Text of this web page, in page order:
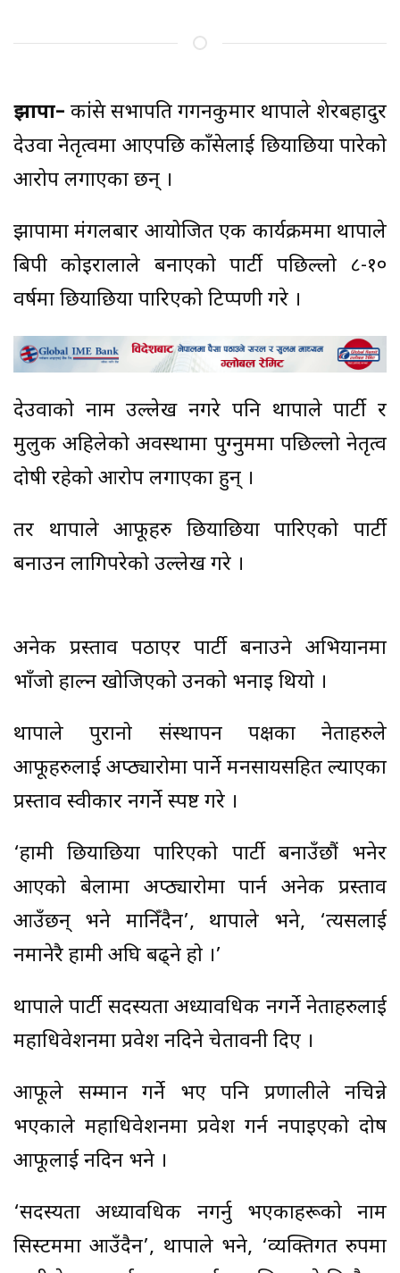
झापा– कांग्रेस सभापति गगनकुमार थापाले शेरबहादुर
देउवा नेतृत्वमा आएपछि काँग्रेसलाई छियाछिया पारेको
आरोप लगाएका छन् ।
झापामा मंगलबार आयोजित एक कार्यक्रममा थापाले
बिपी कोइरालाले बनाएको पार्टी पछिल्लो ८-१०
वर्षमा छियाछिया पारिएको टिप्पणी गरे ।
देउवाको नाम उल्लेख नगरे पनि थापाले पार्टी र
मुलुक अहिलेको अवस्थामा पुग्नुममा पछिल्लो नेतृत्व
दोषी रहेको आरोप लगाएका हुन् ।
तर थापाले आफूहरु छियाछिया पारिएको पार्टी
बनाउन लागिपरेको उल्लेख गरे ।
अनेक प्रस्ताव पठाएर पार्टी बनाउने अभियानमा
भाँजो हाल्न खोजिएको उनको भनाइ थियो ।
थापाले पुरानो संस्थापन पक्षका नेताहरुले
आफूहरुलाई अप्ठ्यारोमा पार्ने मनसायसहित ल्याएका
प्रस्ताव स्वीकार नगर्ने स्पष्ट गरे ।
‘हामी छियाछिया पारिएको पार्टी बनाउँछौं भनेर
आएको बेलामा अप्ठ्यारोमा पार्न अनेक प्रस्ताव
आउँछन् भने मानिँदैन’, थापाले भने, ‘त्यसलाई
नमानेरै हामी अघि बढ्ने हो ।’
थापाले पार्टी सदस्यता अध्यावधिक नगर्ने नेताहरुलाई
महाधिवेशनमा प्रवेश नदिने चेतावनी दिए ।
आफूले सम्मान गर्ने भए पनि प्रणालीले नचिन्ने
भएकाले महाधिवेशनमा प्रवेश गर्न नपाइएको दोष
आफूलाई नदिन भने ।
‘सदस्यता अध्यावधिक नगर्नु भएकाहरूको नाम
सिस्टममा आउँदैन’, थापाले भने, ‘व्यक्तिगत रुपमा